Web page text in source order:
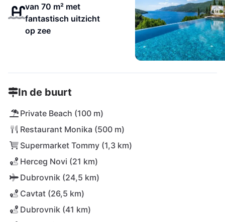
van 70 m² met
fantastisch uitzicht
op zee
In de buurt
Private Beach (100 m)
Restaurant Monika (500 m)
Supermarket Tommy (1,3 km)
Herceg Novi (21 km)
Dubrovnik (24,5 km)
Cavtat (26,5 km)
Dubrovnik (41 km)